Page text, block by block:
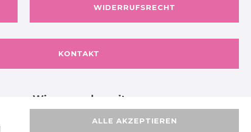
WIDERRUFSRECHT
KONTAKT
Wir versenden mit
ALLE AKZEPTIEREN